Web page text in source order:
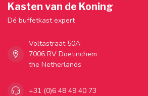
Kasten van de Koning
Dé buffetkast expert
Voltastraat 50A
7006 RV Doetinchem
the Netherlands
+31 (0)6 48 49 40 73